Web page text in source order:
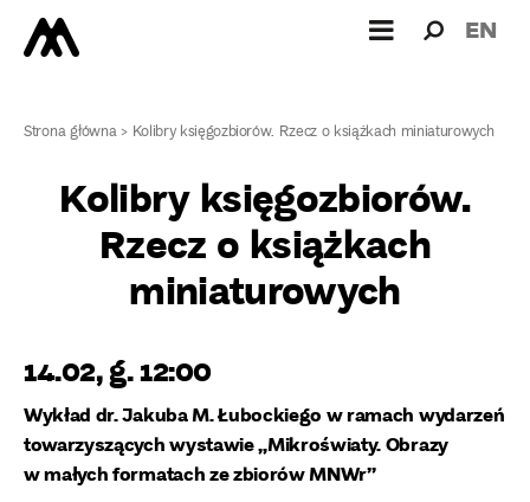
dla: EN
Strona główna> Kolibry księgozbiorów. Rzecz o książkach miniaturowych
Kolibry księgozbiorów.
Rzecz o książkach
miniaturowych
14.02, g. 12:00
Wykład dr. Jakuba M. Łubockiego w ramach wydarzeń
towarzyszących wystawie „Mikroświaty. Obrazy
w małych formatach ze zbiorów MNWr”